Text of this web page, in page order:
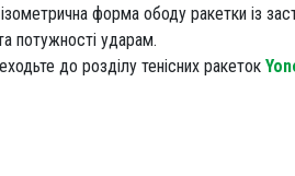
форма ободу ракетки із
потужності ударам.
до розділу тенісних ракеток